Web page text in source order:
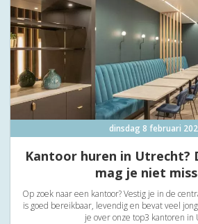
dinsdag 8 februari
Kantoor huren in Utrecht?
mag je niet
Op zoek naar een kantoor? Vestig je in de
is goed bereikbaar, levendig en bevat veel
je over onze top3 kantoren in